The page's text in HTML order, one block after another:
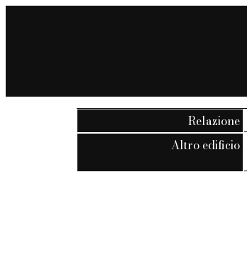
Relazione
Altro edificio